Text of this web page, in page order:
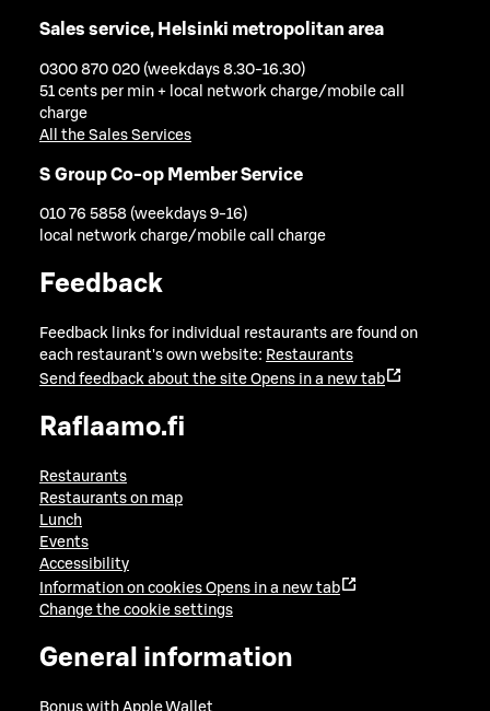
Sales service, Helsinki metropolitan area
0300 870 020 (weekdays 8.30-16.30)
51 cents per min + local network charge/mobile call
charge
All the Sales Services
S Group Co-op Member Service
010 76 5858 (weekdays 9-16)
local network charge/mobile call charge
Feedback
Feedback links for individual restaurants are found on
each restaurant's own website: Restaurants
Send feedback about the site Opens in a new tab
Raflaamo.fi
Restaurants
Restaurants on map
Lunch
Events
Accessibility
Information on cookies Opens in a new tab
Change the cookie settings
General information
Bonus with Apple Wallet